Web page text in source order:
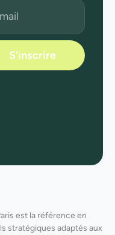
S'inscrire
est la référence en
stratégiques adaptés aux